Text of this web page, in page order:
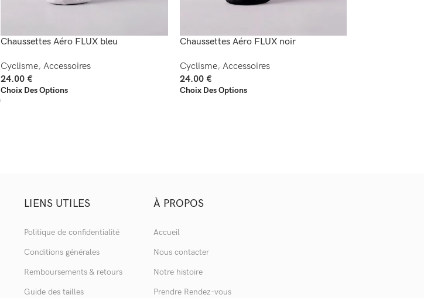
Chaussettes Aéro FLUX bleu
Cyclisme, Accessoires
24.00 €
Choix Des Options
Chaussettes Aéro FLUX noir
Cyclisme, Accessoires
24.00 €
Choix Des Options
LIENS UTILES
Politique de confidentialité
Conditions générales
Remboursements & retours
Guide des tailles
À PROPOS
Accueil
Nous contacter
Notre histoire
Prendre Rendez-vous